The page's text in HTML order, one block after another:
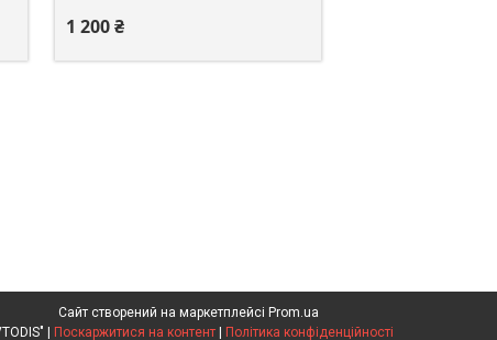
1 200 ₴
Сайт створений на маркетплейсі Prom.ua
Поскаржитися на контент Політика конфіденційності